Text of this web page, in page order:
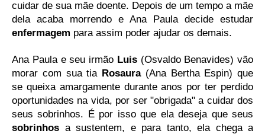
cuidar de sua mãe doente. Depois de um tempo a mãe
dela acaba morrendo e Ana Paula decide estudar
enfermagem para assim poder ajudar os demais.
Ana Paula e seu irmão Luis(Osvaldo Benavides) vão
morar com sua tia Rosaura (Ana Bertha Espin) que
se queixa amargamente durante anos por ter perdido
oportunidades na vida, por ser "obrigada" a cuidar dos
seus sobrinhos. É por isso que ela deseja que seus
sobrinhos a sustentem, e para tanto, ela chega a